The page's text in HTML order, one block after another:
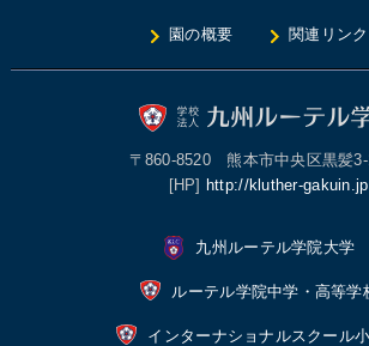
園の概要 関連リンク
〒860-8520 熊本市中央区黒髪3-
[HP] http://kluther-gakuin.jp
九州ルーテル学院大学
ルーテル学院中学・高等学
インターナショナルスクール